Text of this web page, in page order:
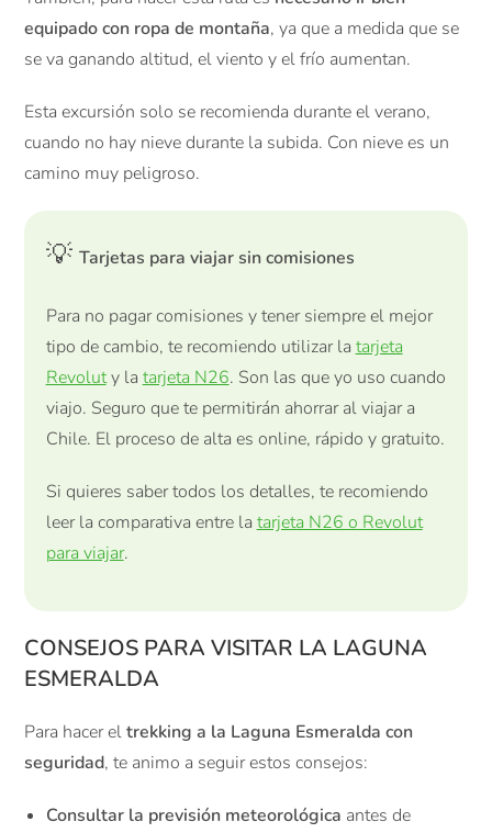
equipado con ropa de montaña, ya que a medida que se
se va ganando altitud, el viento y el frío aumentan.
Esta excursión solo se recomienda durante el verano,
cuando no hay nieve durante la subida. Con nieve es un
camino muy peligroso.
💡 Tarjetas para viajar sin comisiones
Para no pagar comisiones y tener siempre el mejor
tipo de cambio, te recomiendo utilizar la tarjeta
Revoluty la tarjeta N26. Son las que yo uso cuando
viajo. Seguro que te permitirán ahorrar al viajar a
Chile. El proceso de alta es online, rápido y gratuito.
Si quieres saber todos los detalles, te recomiendo
leer la comparativa entre la tarjeta N26 o Revolut
para viajar.
CONSEJOS PARA VISITAR LA LAGUNA
ESMERALDA
Para hacer eltrekking a la Laguna Esmeralda con
seguridad, te animo a seguir estos consejos:
Consultar la previsión meteorológica antes de